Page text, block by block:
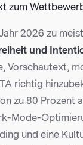
zum
2026 zu
und
Vorschautext,
richtig
zu 80 Prozent
Mode-
und eine